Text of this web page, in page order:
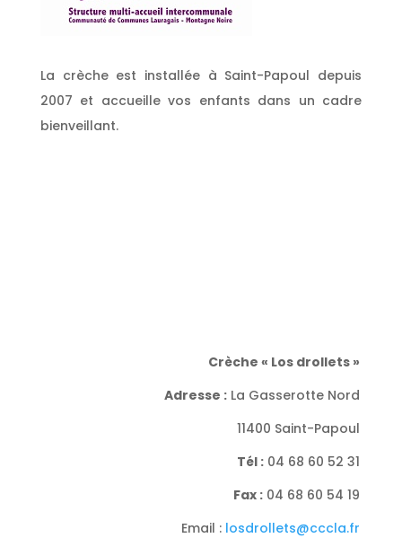
La crèche est installée à Saint-Papoul depuis
2007 et accueille vos enfants dans un cadre
bienveillant.
Crèche « Los drollets »
Adresse : La Gasserotte Nord
11400 Saint-Papoul
Tél : 04 68 60 52 31
Fax : 04 68 60 54 19
Email : losdrollets@cccla.fr